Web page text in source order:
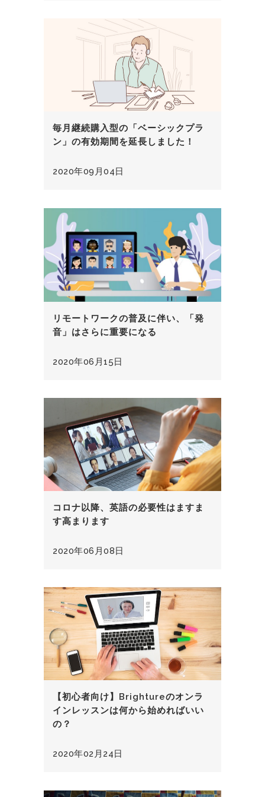
毎月継続購入型の「ベーシックプラ
ン」の有効期間を延長しました！
2020年09月04日
リモートワークの普及に伴い、「発
音」はさらに重要になる
2020年06月15日
コロナ以降、英語の必要性はますま
す高まります
2020年06月08日
【初心者向け】Brightureのオンラ
インレッスンは何から始めればいい
の？
2020年02月24日